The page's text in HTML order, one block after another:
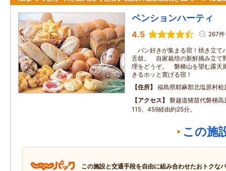
ペンションハーティ
4.5 267件
パン好きが集まる宿！焼き立て
舌鼓。 自家栽培の新鮮摘み立て
理をどうぞ。 磐梯山を望む露天
きるホッと寛げる宿！
住所
福島県耶麻郡北塩原村
アクセス
磐越道猪苗代磐梯
115、459経由約25分。
この施
この施設と交通手段を自由に組み合わせたおトクな